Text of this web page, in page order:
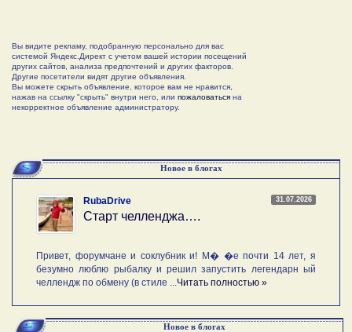
Вы видите рекламу, подобранную персонально для вас
системой Яндекс.Директ с учетом вашей истории посещений
других сайтов, анализа предпочтений и других факторов.
Другие посетители видят другие объявления.
Вы можете скрыть объявление, которое вам не нравится,
нажав на ссылку "скрыть" внутри него, или пожаловаться на
некорректное объявление администратору.
Новое в блогах
31.07.2026
RubaDrive
Старт челленджа….
Привет, форумчане и соклубник и! М� �е почти 14 лет, я
безумно люблю рыбалку и решил запустить легендарн ый
челлендж по обмену (в стиле ... Читать полностью »
Новое в блогах